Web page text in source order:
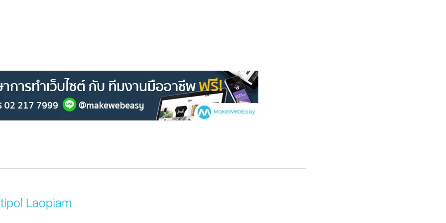
Laopiam